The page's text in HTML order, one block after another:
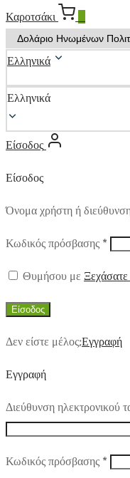
Καροτσάκι
Ελληνικά
Ελληνικά
Είσοδος
Είσοδος
Όνομα χρήστη ή
Κωδικός πρόσβασης *
Θυμήσου με
Είσοδος
Δεν είστε μέλος;Εγγραφή
Εγγραφή
Διεύθυνση ηλεκτρονικού
Κωδικός πρόσβασης *